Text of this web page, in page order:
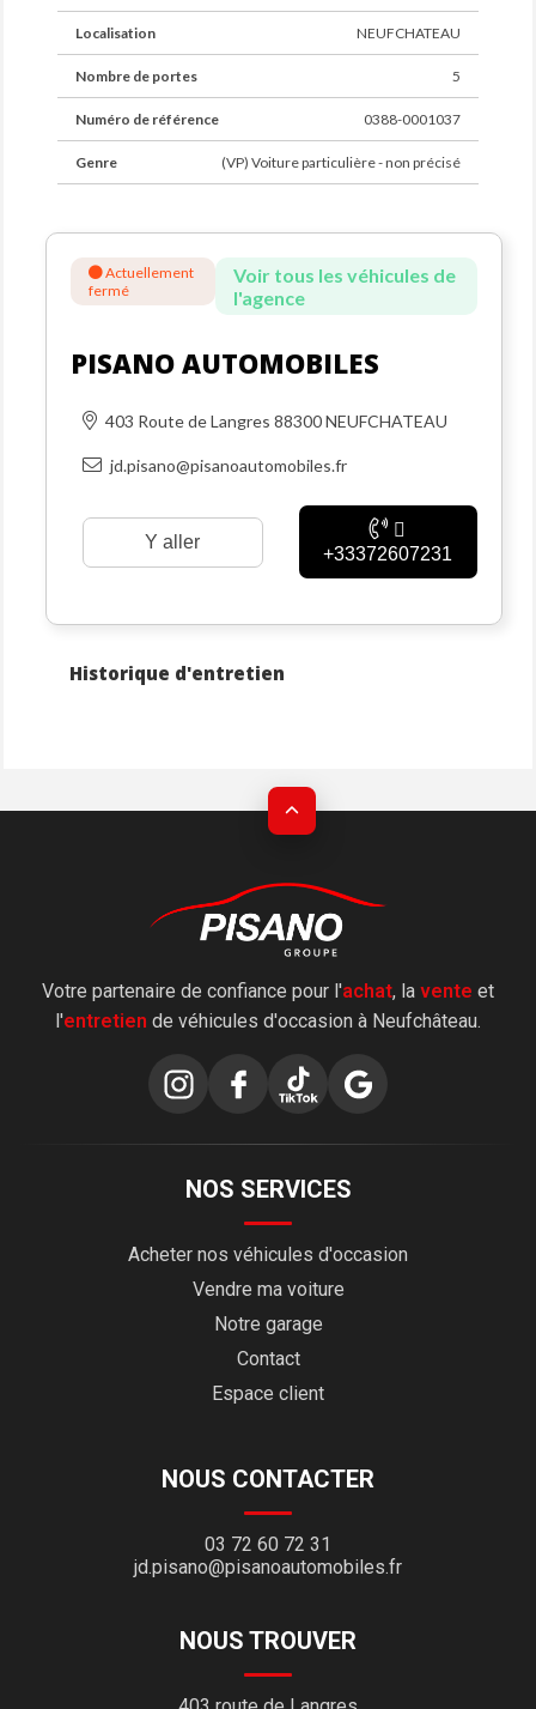
Localisation NEUFCHATEAU
Nombre de portes 5
Numéro de référence 0388-0001037
Genre (VP) Voiture particulière - non précisé
Actuellement
fermé
Voir tous les véhicules de
l'agence
PISANO AUTOMOBILES
403 Route de Langres 88300 NEUFCHATEAU
jd.pisano@pisanoautomobiles.fr
Y aller
+33372607231
Historique d'entretien
Votre partenaire de confiance pour l'achat, la vente et
l'entretien de véhicules d'occasion à Neufchâteau.
NOS SERVICES
Acheter nos véhicules d'occasion
Vendre ma voiture
Notre garage
Contact
Espace client
NOUS CONTACTER
03 72 60 72 31
jd.pisano@pisanoautomobiles.fr
NOUS TROUVER